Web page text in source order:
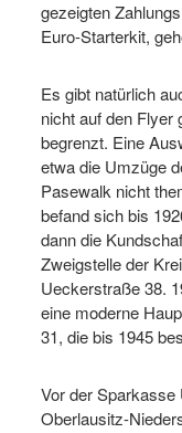
gezeigten
Euro-Starterkit,
Es gibt natürlich
nicht auf den Flyer
begrenzt. Eine
etwa die Umzüge
Pasewalk nicht
befand sich bis
dann die
Zweigstelle der
Ueckerstraße 38.
eine moderne
31, die bis 1945
Vor der
Oberlausitz-